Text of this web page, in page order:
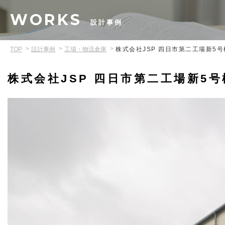
WORKS 設計事例
TOP 設計事例 工場・物流倉庫 株式会社JSP 四日市第二工場新5号
株式会社JSP 四日市第二工場新5号